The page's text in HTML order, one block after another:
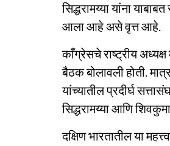
सिद्धरामय्या यांना
आला आहे असे वृत्त आहे.
काँग्रेसचे राष्ट्रीय अध्यक्ष
बैठक बोलावली होती.
यांच्यातील प्रदीर्घ
सिद्धरामय्या आणि
दक्षिण भारतातील या